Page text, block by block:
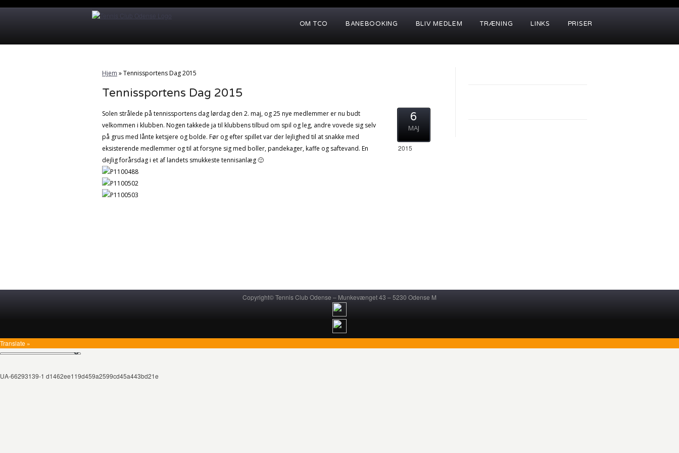
OM TCO BANEBOOKING BLIV MEDLEM TRÆNING LINKS PRISER
Hjem »Tennissportens Dag 2015
Tennissportens Dag 2015
Solen strålede på tennissportens dag lørdag den 2. maj, og 25 nye medlemmer er nu budt
velkommen i klubben. Nogen takkede ja til klubbens tilbud om spil og leg, andre vovede sig selv
på grus med lånte ketsjere og bolde. Før og efter spillet var der lejlighed til at snakke med
eksisterende medlemmer og til at forsyne sig med boller, pandekager, kaffe og saftevand. En
dejlig forårsdag i et af landets smukkeste tennisanlæg 🙂
6
MAJ
2015
Copyright© Tennis Club Odense – Munkevænget 43 – 5230 Odense M
Translate »
UA-66293139-1 d1462ee119d459a2599cd45a443bd21e